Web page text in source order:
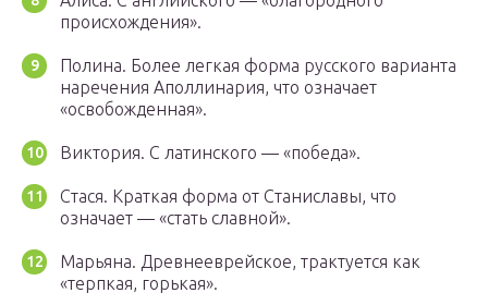
происхождения».
Полина. Более легкая форма русского варианта
наречения Аполлинария, что означает
«освобожденная».
Виктория. С латинского — «победа».
Стася. Краткая форма от Станиславы, что
означает — «стать славной».
Марьяна. Древнееврейское, трактуется как
«терпкая, горькая».